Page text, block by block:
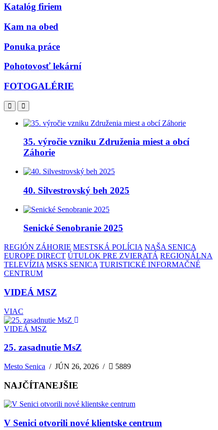
Katalóg firiem
Kam na obed
Ponuka práce
Pohotovosť lekární
FOTOGALÉRIE
35. výročie vzniku Združenia miest a obcí
Záhorie
40. Silvestrovský beh 2025
Senické Senobranie 2025
REGIÓN ZÁHORIE MESTSKÁ POLÍCIA NAŠA SENICA
EUROPE DIRECT ÚTULOK PRE ZVIERATÁ REGIONÁLNA
TELEVÍZIA MSKS SENICA TURISTICKÉ INFORMAČNÉ
CENTRUM
VIDEÁ MSZ
VIAC
VIDEÁ MSZ
25. zasadnutie MsZ
Mesto Senica /JÚN 26, 2026 / 5889
NAJČÍTANEJŠIE
V Senici otvorili nové klientske centrum